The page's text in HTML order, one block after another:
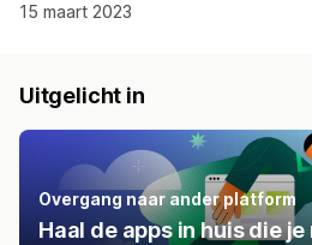
15 maart 2023
Uitgelicht in
Overgang naar ander platform
Haal de apps in huis die